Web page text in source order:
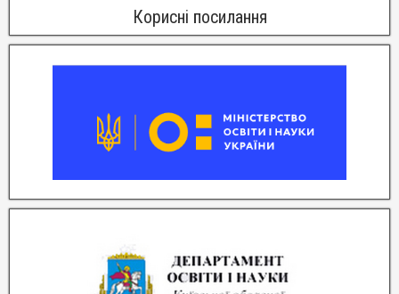
Корисні посилання